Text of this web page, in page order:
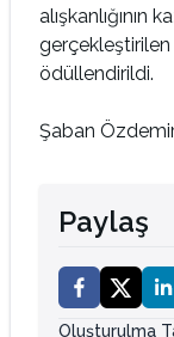
alışkanlığının
ödüllendirildi.
Şaban
Paylaş
Oluşturulma